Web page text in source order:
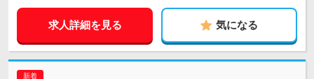
求人詳細を見る 気になる